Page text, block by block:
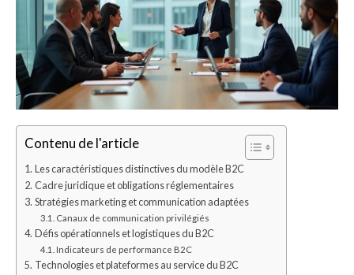
Contenu de l'article
Les caractéristiques distinctives du modèle B2C
Cadre juridique et obligations réglementaires
Stratégies marketing et communication adaptées
Canaux de communication privilégiés
Défis opérationnels et logistiques du B2C
Indicateurs de performance B2C
Technologies et plateformes au service du B2C